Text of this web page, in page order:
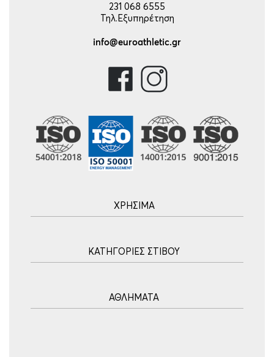
231 068 6555
Τηλ.Εξυπηρέτηση
info@euroathletic.gr
ΧΡΗΣΙΜΑ
Blog
Τρόποι Πληρωμής
ΚΑΤΗΓΟΡΙΕΣ ΣΤΙΒΟΥ
Σφυροβολία
ΑΘΛΗΜΑΤΑ